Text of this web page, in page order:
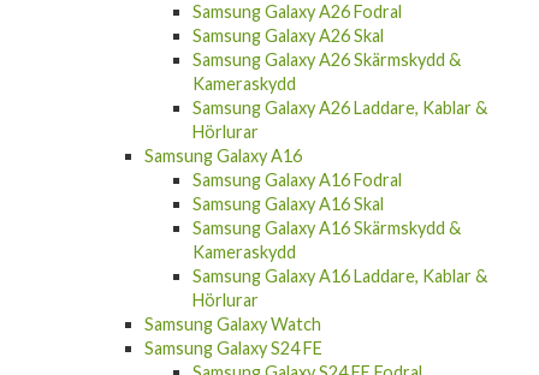
Samsung Galaxy A26 Fodral
Samsung Galaxy A26 Skal
Samsung Galaxy A26 Skärmskydd &
Kameraskydd
Samsung Galaxy A26 Laddare, Kablar &
Hörlurar
Samsung Galaxy A16
Samsung Galaxy A16 Fodral
Samsung Galaxy A16 Skal
Samsung Galaxy A16 Skärmskydd &
Kameraskydd
Samsung Galaxy A16 Laddare, Kablar &
Hörlurar
Samsung Galaxy Watch
Samsung Galaxy S24 FE